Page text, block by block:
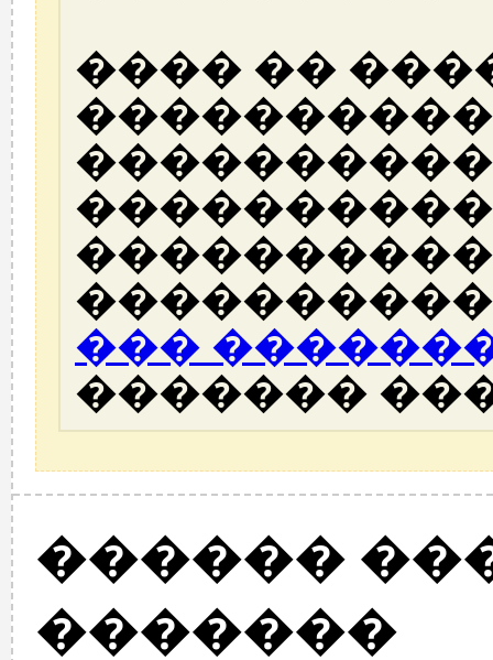
���� ��
����������
���
�������
������
�������